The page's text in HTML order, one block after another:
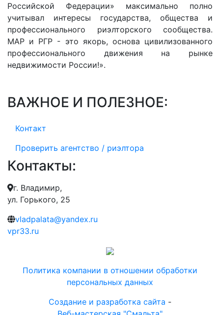
Российской Федерации» максимально полно
учитывал интересы государства, общества и
профессионального риэлторского сообщества.
МАР и РГР - это якорь, основа цивилизованного
профессионального движения на рынке
недвижимости России!».
ВАЖНОЕ И ПОЛЕЗНОЕ:
Контакт
Проверить агентство / риэлтора
Контакты:
г. Владимир,
ул. Горького, 25
vladpalata@yandex.ru
vpr33.ru
Политика компании в отношении обработки
персональных данных
Создание и разработка сайта -